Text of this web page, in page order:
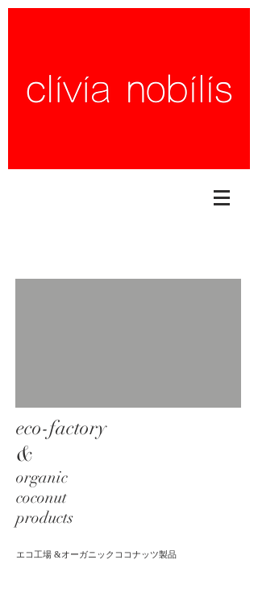
eco-factory
&
organic
coconut
products
エコ工場 &オーガニックココナッツ製品